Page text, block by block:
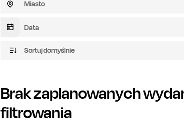
Miasto
Sortuj domyślnie
Brak zaplanowanych
filtrowania